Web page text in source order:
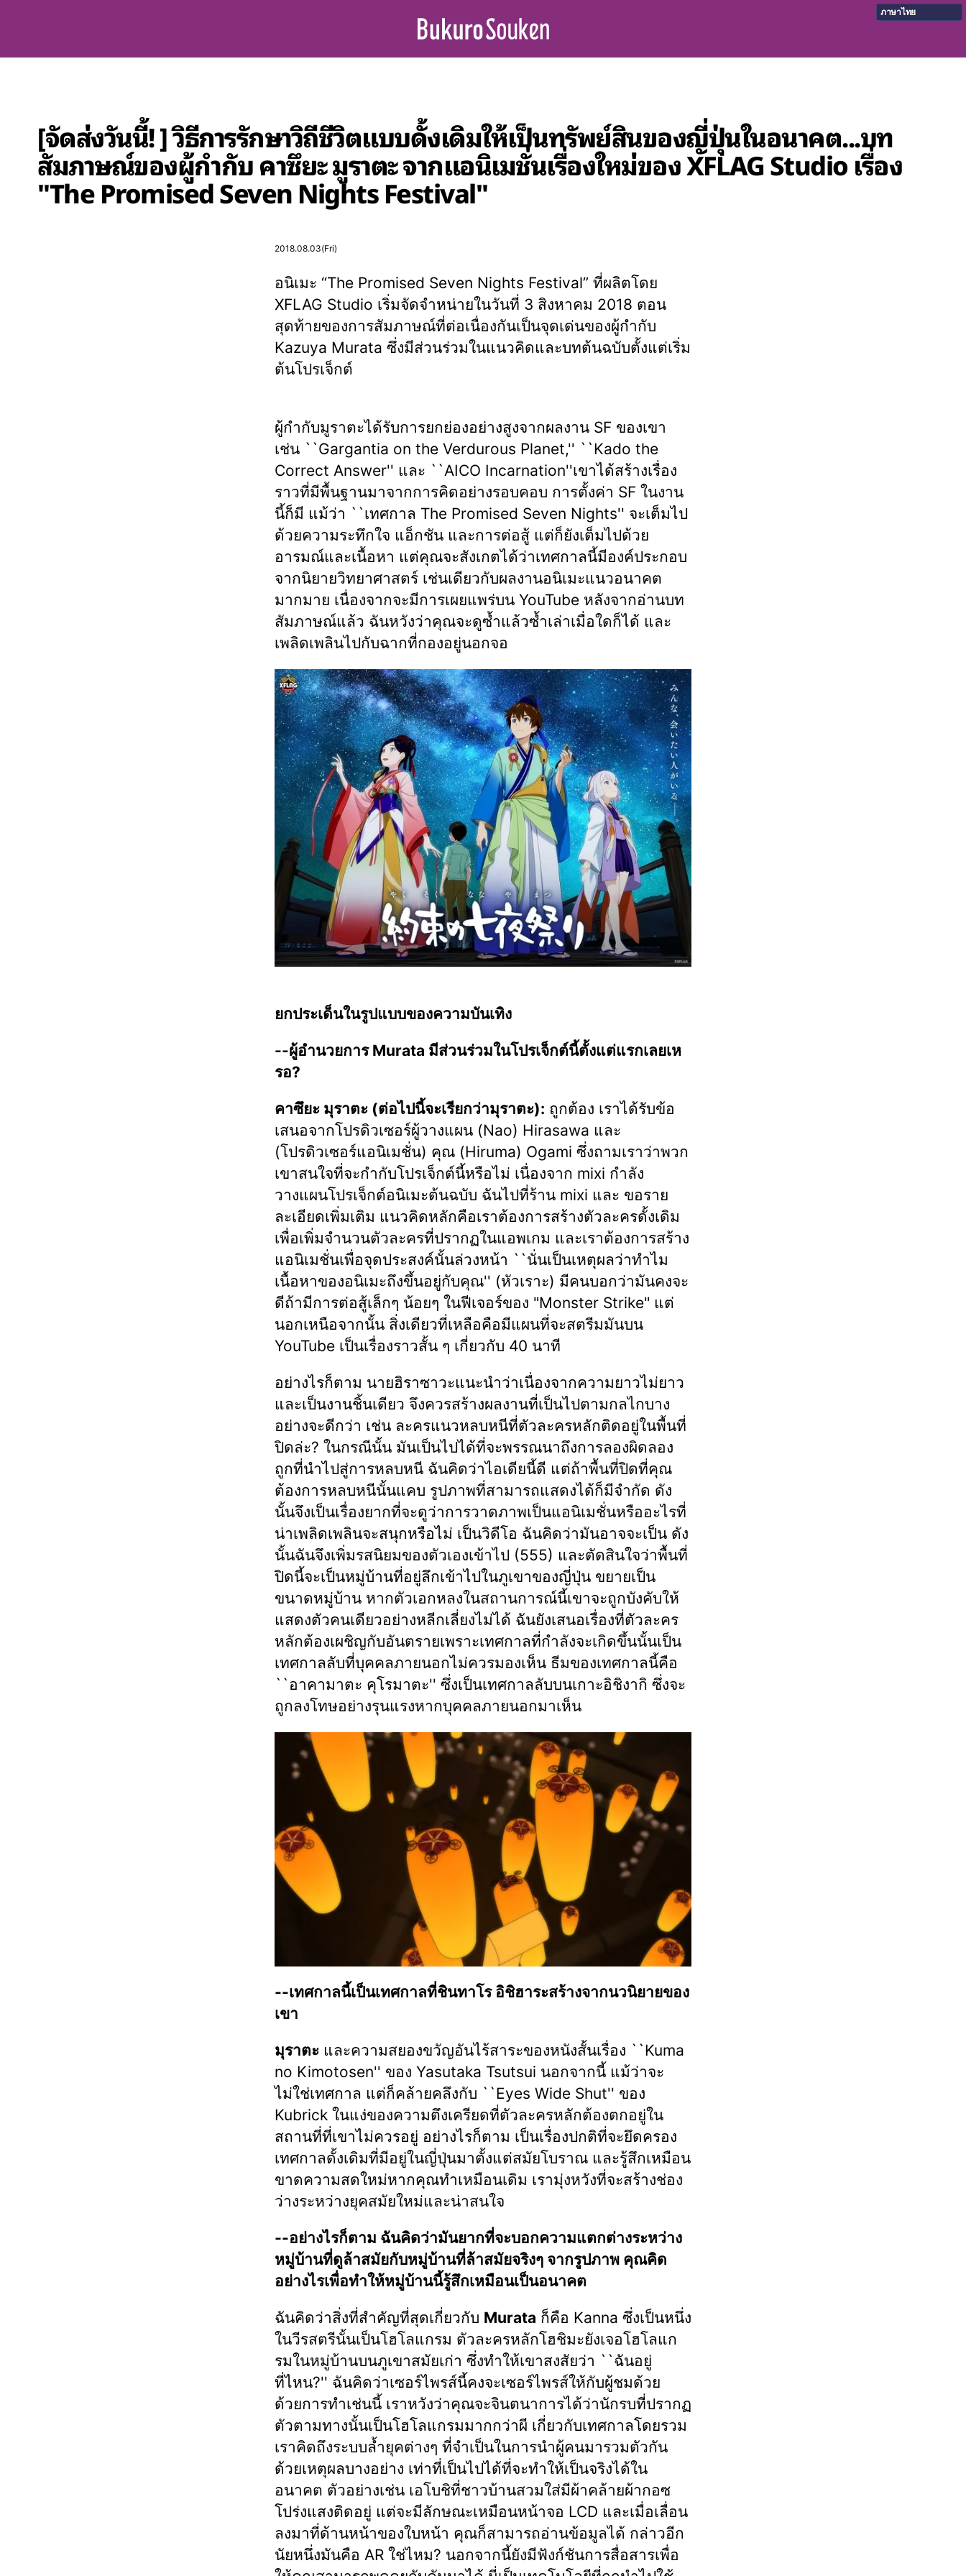
ภาษาไทย
[จัดส่งวันนี้! ] วิธีการรักษาวิถีชีวิตแบบดั้งเดิมให้เป็นทรัพย์สินของญี่ปุ่นในอนาคต...บท
สัมภาษณ์ของผู้กำกับ คาซึยะ มูราตะ จากแอนิเมชั่นเรื่องใหม่ของ XFLAG Studio เรื่อง
"The Promised Seven Nights Festival"
2018.08.03(Fri)
อนิเมะ “The Promised Seven Nights Festival” ที่ผลิตโดย
XFLAG Studio เริ่มจัดจำหน่ายในวันที่ 3 สิงหาคม 2018 ตอน
สุดท้ายของการสัมภาษณ์ที่ต่อเนื่องกันเป็นจุดเด่นของผู้กำกับ
Kazuya Murata ซึ่งมีส่วนร่วมในแนวคิดและบทต้นฉบับตั้งแต่เริ่ม
ต้นโปรเจ็กต์
ผู้กำกับมูราตะได้รับการยกย่องอย่างสูงจากผลงาน SF ของเขา
เช่น ``Gargantia on the Verdurous Planet,'' ``Kado the
Correct Answer'' และ ``AICO Incarnation''เขาได้สร้างเรื่อง
ราวที่มีพื้นฐานมาจากการคิดอย่างรอบคอบ การตั้งค่า SF ในงาน
นี้ก็มี แม้ว่า ``เทศกาล The Promised Seven Nights'' จะเต็มไป
ด้วยความระทึกใจ แอ็กชัน และการต่อสู้ แต่ก็ยังเต็มไปด้วย
อารมณ์และเนื้อหา แต่คุณจะสังเกตได้ว่าเทศกาลนี้มีองค์ประกอบ
จากนิยายวิทยาศาสตร์ เช่นเดียวกับผลงานอนิเมะแนวอนาคต
มากมาย เนื่องจากจะมีการเผยแพร่บน YouTube หลังจากอ่านบท
สัมภาษณ์แล้ว ฉันหวังว่าคุณจะดูซ้ำแล้วซ้ำเล่าเมื่อใดก็ได้ และ
เพลิดเพลินไปกับฉากที่กองอยู่นอกจอ
ยกประเด็นในรูปแบบของความบันเทิง
--ผู้อำนวยการ Murata มีส่วนร่วมในโปรเจ็กต์นี้ตั้งแต่แรกเลยเห
รอ?
คาซึยะ มุราตะ (ต่อไปนี้จะเรียกว่ามุราตะ): ถูกต้อง เราได้รับข้อ
เสนอจากโปรดิวเซอร์ผู้วางแผน (Nao) Hirasawa และ
(โปรดิวเซอร์แอนิเมชั่น) คุณ (Hiruma) Ogami ซึ่งถามเราว่าพวก
เขาสนใจที่จะกำกับโปรเจ็กต์นี้หรือไม่ เนื่องจาก mixi กำลัง
วางแผนโปรเจ็กต์อนิเมะต้นฉบับ ฉันไปที่ร้าน mixi และ ขอราย
ละเอียดเพิ่มเติม แนวคิดหลักคือเราต้องการสร้างตัวละครดั้งเดิม
เพื่อเพิ่มจำนวนตัวละครที่ปรากฏในแอพเกม และเราต้องการสร้าง
แอนิเมชั่นเพื่อจุดประสงค์นั้นล่วงหน้า ``นั่นเป็นเหตุผลว่าทำไม
เนื้อหาของอนิเมะถึงขึ้นอยู่กับคุณ'' (หัวเราะ) มีคนบอกว่ามันคงจะ
ดีถ้ามีการต่อสู้เล็กๆ น้อยๆ ในฟีเจอร์ของ "Monster Strike" แต่
นอกเหนือจากนั้น สิ่งเดียวที่เหลือคือมีแผนที่จะสตรีมมันบน
YouTube เป็นเรื่องราวสั้น ๆ เกี่ยวกับ 40 นาที
อย่างไรก็ตาม นายฮิราซาวะแนะนำว่าเนื่องจากความยาวไม่ยาว
และเป็นงานชิ้นเดียว จึงควรสร้างผลงานที่เป็นไปตามกลไกบาง
อย่างจะดีกว่า เช่น ละครแนวหลบหนีที่ตัวละครหลักติดอยู่ในพื้นที่
ปิดล่ะ? ในกรณีนั้น มันเป็นไปได้ที่จะพรรณนาถึงการลองผิดลอง
ถูกที่นำไปสู่การหลบหนี ฉันคิดว่าไอเดียนี้ดี แต่ถ้าพื้นที่ปิดที่คุณ
ต้องการหลบหนีนั้นแคบ รูปภาพที่สามารถแสดงได้ก็มีจำกัด ดัง
นั้นจึงเป็นเรื่องยากที่จะดูว่าการวาดภาพเป็นแอนิเมชั่นหรืออะไรที่
น่าเพลิดเพลินจะสนุกหรือไม่ เป็นวิดีโอ ฉันคิดว่ามันอาจจะเป็น ดัง
นั้นฉันจึงเพิ่มรสนิยมของตัวเองเข้าไป (555) และตัดสินใจว่าพื้นที่
ปิดนี้จะเป็นหมู่บ้านที่อยู่ลึกเข้าไปในภูเขาของญี่ปุ่น ขยายเป็น
ขนาดหมู่บ้าน หากตัวเอกหลงในสถานการณ์นี้เขาจะถูกบังคับให้
แสดงตัวคนเดียวอย่างหลีกเลี่ยงไม่ได้ ฉันยังเสนอเรื่องที่ตัวละคร
หลักต้องเผชิญกับอันตรายเพราะเทศกาลที่กำลังจะเกิดขึ้นนั้นเป็น
เทศกาลลับที่บุคคลภายนอกไม่ควรมองเห็น ธีมของเทศกาลนี้คือ
``อาคามาตะ คุโรมาตะ'' ซึ่งเป็นเทศกาลลับบนเกาะอิชิงากิ ซึ่งจะ
ถูกลงโทษอย่างรุนแรงหากบุคคลภายนอกมาเห็น
--เทศกาลนี้เป็นเทศกาลที่ชินทาโร อิชิฮาระสร้างจากนวนิยายของ
เขา
มุราตะ และความสยองขวัญอันไร้สาระของหนังสั้นเรื่อง ``Kuma
no Kimotosen'' ของ Yasutaka Tsutsui นอกจากนี้ แม้ว่าจะ
ไม่ใช่เทศกาล แต่ก็คล้ายคลึงกับ ``Eyes Wide Shut'' ของ
Kubrick ในแง่ของความตึงเครียดที่ตัวละครหลักต้องตกอยู่ใน
สถานที่ที่เขาไม่ควรอยู่ อย่างไรก็ตาม เป็นเรื่องปกติที่จะยึดครอง
เทศกาลดั้งเดิมที่มีอยู่ในญี่ปุ่นมาตั้งแต่สมัยโบราณ และรู้สึกเหมือน
ขาดความสดใหม่หากคุณทำเหมือนเดิม เรามุ่งหวังที่จะสร้างช่อง
ว่างระหว่างยุคสมัยใหม่และน่าสนใจ
--อย่างไรก็ตาม ฉันคิดว่ามันยากที่จะบอกความแตกต่างระหว่าง
หมู่บ้านที่ดูล้าสมัยกับหมู่บ้านที่ล้าสมัยจริงๆ จากรูปภาพ คุณคิด
อย่างไรเพื่อทำให้หมู่บ้านนี้รู้สึกเหมือนเป็นอนาคต
ฉันคิดว่าสิ่งที่สำคัญที่สุดเกี่ยวกับ Murata ก็คือ Kanna ซึ่งเป็นหนึ่ง
ในวีรสตรีนั้นเป็นโฮโลแกรม ตัวละครหลักโฮชิมะยังเจอโฮโลแก
รมในหมู่บ้านบนภูเขาสมัยเก่า ซึ่งทำให้เขาสงสัยว่า ``ฉันอยู่
ที่ไหน?'' ฉันคิดว่าเซอร์ไพรส์นี้คงจะเซอร์ไพรส์ให้กับผู้ชมด้วย
ด้วยการทำเช่นนี้ เราหวังว่าคุณจะจินตนาการได้ว่านักรบที่ปรากฏ
ตัวตามทางนั้นเป็นโฮโลแกรมมากกว่าผี เกี่ยวกับเทศกาลโดยรวม
เราคิดถึงระบบล้ำยุคต่างๆ ที่จำเป็นในการนำผู้คนมารวมตัวกัน
ด้วยเหตุผลบางอย่าง เท่าที่เป็นไปได้ที่จะทำให้เป็นจริงได้ใน
อนาคต ตัวอย่างเช่น เอโบชิที่ชาวบ้านสวมใส่มีผ้าคล้ายผ้ากอซ
โปร่งแสงติดอยู่ แต่จะมีลักษณะเหมือนหน้าจอ LCD และเมื่อเลื่อน
ลงมาที่ด้านหน้าของใบหน้า คุณก็สามารถอ่านข้อมูลได้ กล่าวอีก
นัยหนึ่งมันคือ AR ใช่ไหม? นอกจากนี้ยังมีฟังก์ชันการสื่อสารเพื่อ